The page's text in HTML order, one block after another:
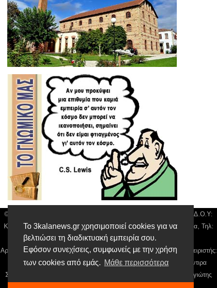
Το 3kalanews.gr χρησιμοποιεί cookies για να
βελτιώσει τη διαδικτυακή εμπειρία σου.
Εφόσον συνεχίσεις, συμφωνείς με την χρήση
των cookies από εμάς. Μάθε περισσότερα
© 3kala News | Διακριτικός Τίτλος: Orion Media, ΑΦΜ: 043750542, Δ.Ο.Υ:
Καρδίτσας, Υπο/μα Τρικάλων, Δ/νση: Τιουσόν 31 τ.κ 42132 Τρίκαλα, Τηλ:
24310 63300, email: news@3kalanews.gr
Αρ. Γεμή: 018804431000, Νόμιμος Εκπρόσωπος, Ιδιοκτήτης και Διαχειριστής:
Παναγιώτης Φιλίππου, Διευθύντρια: Γιαννουσά Βασιλική, Διευθύντιρα
Σύνταξης: Μπαλαμπάνη Βασιλική. Δικαιούχος domain name Παναγιώτης